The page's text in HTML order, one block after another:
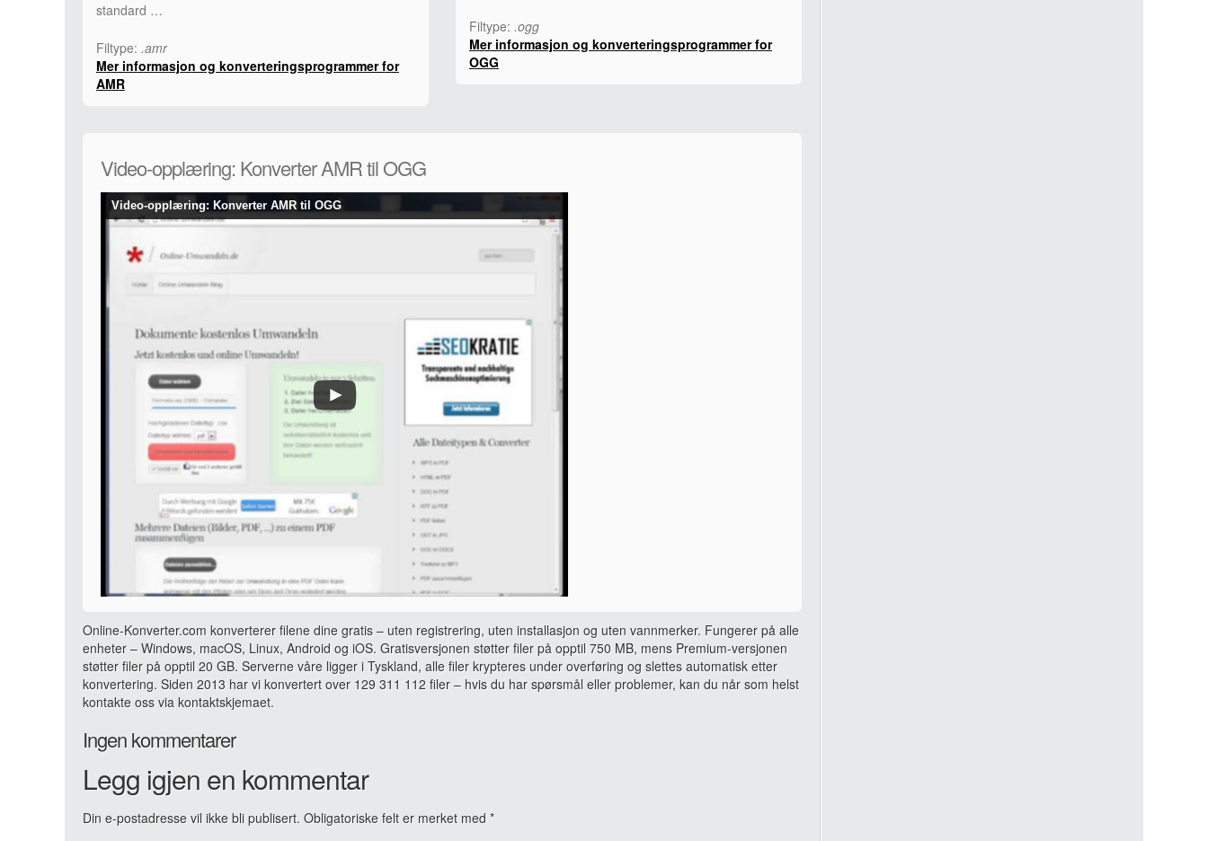
standard …
Filtype: .amr
Mer informasjon og konverteringsprogrammer for
AMR
Filtype: .ogg
Mer informasjon og konverteringsprogrammer for
OGG
Video-opplæring: Konverter AMR til OGG
Video-opplæring: Konverter AMR til OGG
Online-Konverter.com konverterer filene dine gratis – uten registrering, uten installasjon og uten vannmerker. Fungerer på alle
enheter – Windows, macOS, Linux, Android og iOS. Gratisversjonen støtter filer på opptil 750 MB, mens Premium-versjonen
støtter filer på opptil 20 GB. Serverne våre ligger i Tyskland, alle filer krypteres under overføring og slettes automatisk etter
konvertering. Siden 2013 har vi konvertert over 129 311 112 filer – hvis du har spørsmål eller problemer, kan du når som helst
kontakte oss via kontaktskjemaet.
Ingen kommentarer
Legg igjen en kommentar
Din e-postadresse vil ikke bli publisert. Obligatoriske felt er merket med *